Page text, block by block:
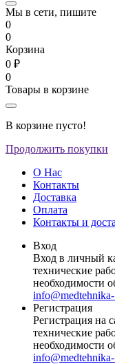
Мы в сети, пишите
0
0
Корзина
0 ₽
0
Товары в корзине
В корзине пусто!
Продолжить покупки
О Нас
Контакты
Доставка
Оплата
Контакты и
Вход
Вход в личный
технические
необходимости
Регистрация
Регистрация на
технические
необходимости